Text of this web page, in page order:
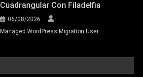
Cuadrangular Con Filadelfia
06/08/2026
Managed WordPress Migration User